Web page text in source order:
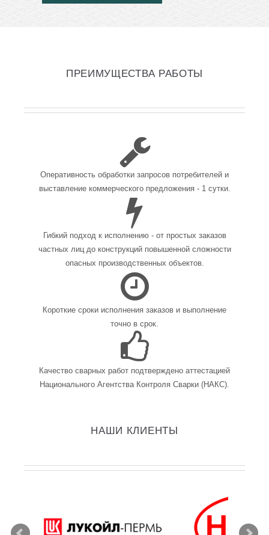
ПРЕИМУЩЕСТВА РАБОТЫ
Оперативность обработки запросов потребителей и
выставление коммерческого предложения - 1 сутки.
Гибкий подход к исполнению - от простых заказов
частных лиц до конструкций повышенной сложности
опасных производственных объектов.
Короткие сроки исполнения заказов и выполнение
точно в срок.
Качество сварных работ подтверждено аттестацией
Национального Агентства Контроля Сварки (НАКС).
НАШИ КЛИЕНТЫ